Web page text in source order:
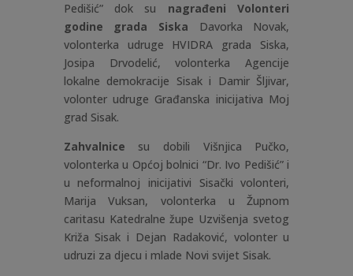
Pedišić” dok su nagrađeni Volonteri
godine grada Siska Davorka Novak,
volonterka udruge HVIDRA grada Siska,
Josipa Drvodelić, volonterka Agencije
lokalne demokracije Sisak i Damir Šljivar,
volonter udruge Građanska inicijativa Moj
grad Sisak.
Zahvalnice su dobili Višnjica Pučko,
volonterka u Općoj bolnici “Dr. Ivo Pedišić” i
u neformalnoj inicijativi Sisački volonteri,
Marija Vuksan, volonterka u Župnom
caritasu Katedralne župe Uzvišenja svetog
Križa Sisak i Dejan Radaković, volonter u
udruzi za djecu i mlade Novi svijet Sisak.